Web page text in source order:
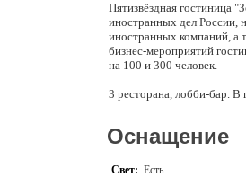
Пятизвёздная гостиница
иностранных дел России,
иностранных компаний, а
бизнес-мероприятий
на 100 и 300 человек.
3 ресторана, лобби-бар. В
последними тенденциями
также создаст
Оснащение
Свет: Есть